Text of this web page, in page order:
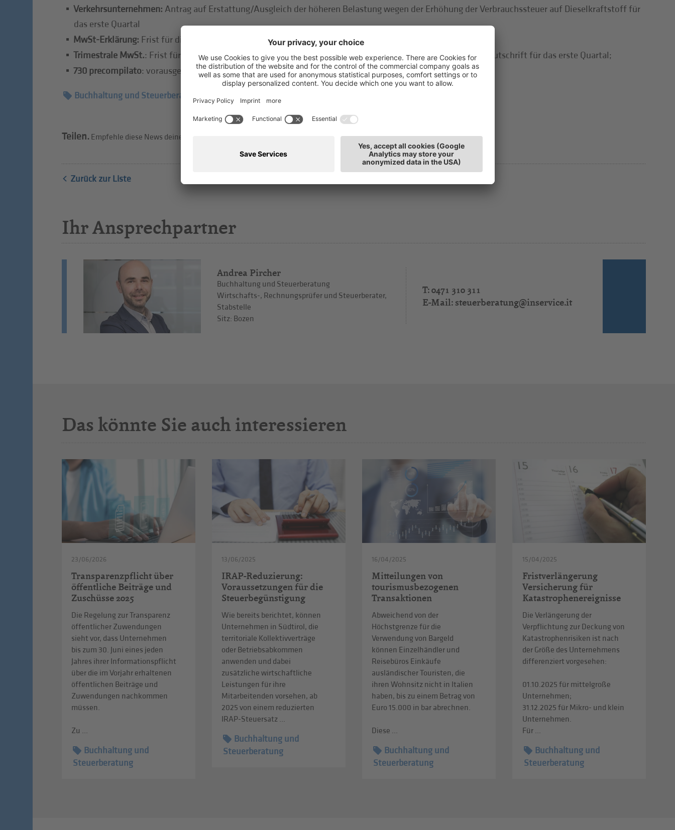
Verkehrsunternehmen: Antrag auf Erstattung/Ausgleich der höheren Belastung wegen der Erhöhung der Verbrauchssteuer auf Dieselkraftstoff für
das erste Quartal
MwSt-Erklärung: Frist für die elektronische Übermittlung der Erklärung;
Trimestrale MwSt.: Frist für die Übermittlung des Modells zur Verrechnung/Erstattung der Mehrwertsteuergutschrift für das erste Quartal;
730 precompilato: vorausgefüllte Steuererklärung wird dem Steuerzahler zur Verfügung gestellt.
Buchhaltung und Steuerberatung
Teilen. Empfehle diese News deinen Freunden weiter.
Zurück zur Liste
Ihr Ansprechpartner
Andrea Pircher
Buchhaltung und Steuerberatung
Wirtschafts-, Rechnungsprüfer und Steuerberater,
Stabstelle
Sitz: Bozen
T: 0471 310 311
E-Mail: steuerberatung@inservice.it
Das könnte Sie auch interessieren
23/06/2026
Transparenzpflicht über
öffentliche Beiträge und
Zuschüsse 2025
Die Regelung zur Transparenz
öffentlicher Zuwendungen
sieht vor, dass Unternehmen
bis zum 30. Juni eines jeden
Jahres ihrer Informationspflicht
über die im Vorjahr erhaltenen
öffentlichen Beiträge und
Zuwendungen nachkommen
müssen.
Zu ...
Buchhaltung und
Steuerberatung
13/06/2025
IRAP-Reduzierung:
Voraussetzungen für die
Steuerbegünstigung
Wie bereits berichtet, können
Unternehmen in Südtirol, die
territoriale Kollektivverträge
oder Betriebsabkommen
anwenden und dabei
zusätzliche wirtschaftliche
Leistungen für ihre
Mitarbeitenden vorsehen, ab
2025 von einem reduzierten
IRAP-Steuersatz ...
Buchhaltung und
Steuerberatung
16/04/2025
Mitteilungen von
tourismusbezogenen
Transaktionen
Abweichend von der
Höchstgrenze für die
Verwendung von Bargeld
können Einzelhändler und
Reisebüros Einkäufe
ausländischer Touristen, die
ihren Wohnsitz nicht in Italien
haben, bis zu einem Betrag von
Euro 15.000 in bar abrechnen.
Diese ...
Buchhaltung und
Steuerberatung
15/04/2025
Fristverlängerung
Versicherung für
Katastrophenereignisse
Die Verlängerung der
Verpflichtung zur Deckung von
Katastrophenrisiken ist nach
der Größe des Unternehmens
differenziert vorgesehen:
01.10.2025 für mittelgroße
Unternehmen;
31.12.2025 für Mikro- und klein
Unternehmen.
Für ...
Buchhaltung und
Steuerberatung